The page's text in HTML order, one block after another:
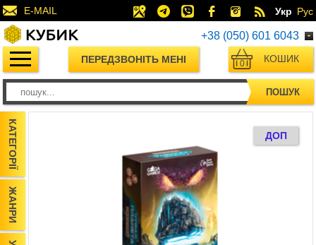
E-MAIL Укр Рус
+38 (050) 601 6043
ПЕРЕДЗВОНІТЬ МЕНІ КОШИК
0
ПОШУК
КАТЕГОРІЇ
ЖАНРИ
ДОП